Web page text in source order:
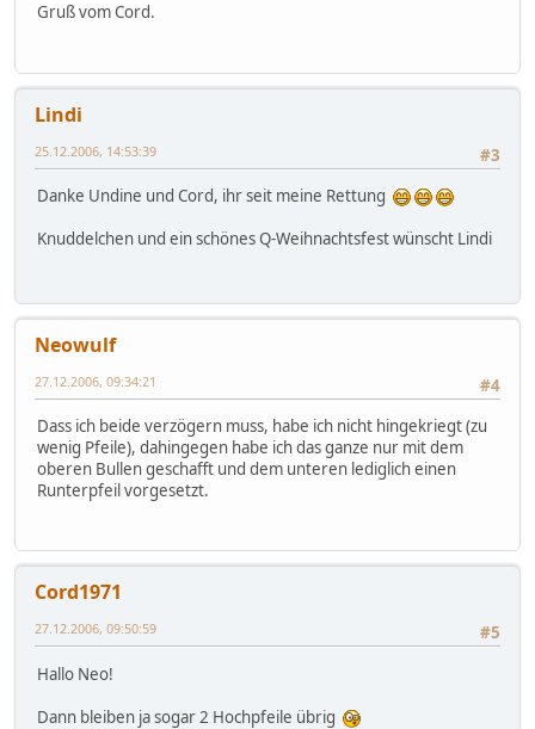
Gruß vom Cord.
Lindi
#3
25.12.2006, 14:53:39
Danke Undine und Cord, ihr seit meine Rettung
Knuddelchen und ein schönes Q-Weihnachtsfest wünscht Lindi
Neowulf
#4
27.12.2006, 09:34:21
Dass ich beide verzögern muss, habe ich nicht hingekriegt (zu
wenig Pfeile), dahingegen habe ich das ganze nur mit dem
oberen Bullen geschafft und dem unteren lediglich einen
Runterpfeil vorgesetzt.
Cord1971
#5
27.12.2006, 09:50:59
Hallo Neo!
Dann bleiben ja sogar 2 Hochpfeile übrig